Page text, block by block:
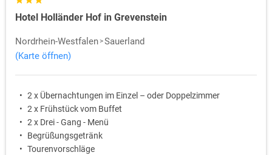
Hotel Holländer Hof in Grevenstein
Nordrhein-Westfalen Sauerland
(Karte öffnen)
2 x Übernachtungen im Einzel – oder Doppelzimmer
2 x Frühstück vom Buffet
2 x Drei - Gang - Menü
Begrüßungsgetränk
Tourenvorschläge